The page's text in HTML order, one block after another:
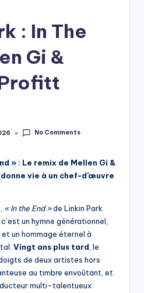
: In The
Gi &
No Comments
» : Le remix de Mellen Gi &
vie à un chef-d’œuvre
, « In the End »de Linkin Park
un hymne générationnel,
un hommage éternel à
Vingt ans plus tard, le
de deux artistes hors
au timbre envoûtant, et
multi-talentueux